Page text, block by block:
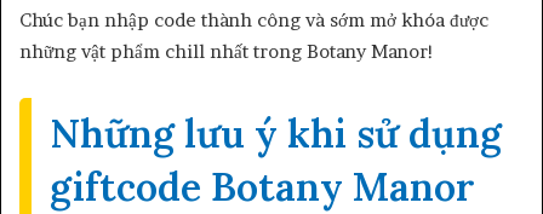
Chúc bạn nhập code thành công và sớm mở khóa được
những vật phẩm chill nhất trong Botany Manor!
Những lưu ý khi sử dụng
giftcode Botany Manor